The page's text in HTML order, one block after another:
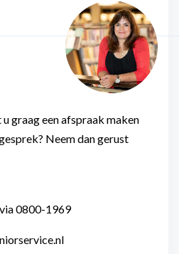
graag een afspraak maken
Neem dan gerust
0800-1969